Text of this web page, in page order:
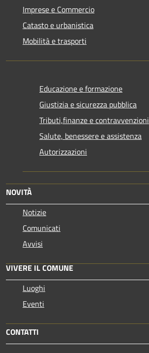
Imprese e Commercio
Catasto e urbanistica
Mobilità e trasporti
Educazione e formazione
Giustizia e sicurezza pubblica
Tributi,finanze e contravvenzioni
Salute, benessere e assistenza
Autorizzazioni
NOVITÀ
Notizie
Comunicati
Avvisi
VIVERE IL COMUNE
Luoghi
Eventi
CONTATTI